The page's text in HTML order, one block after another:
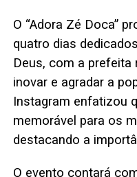
O “Adora Zé Doca”
quatro dias
Deus, com a
inovar e agradar a
Instagram enfatizou
memorável para os
destacando a
O evento contará